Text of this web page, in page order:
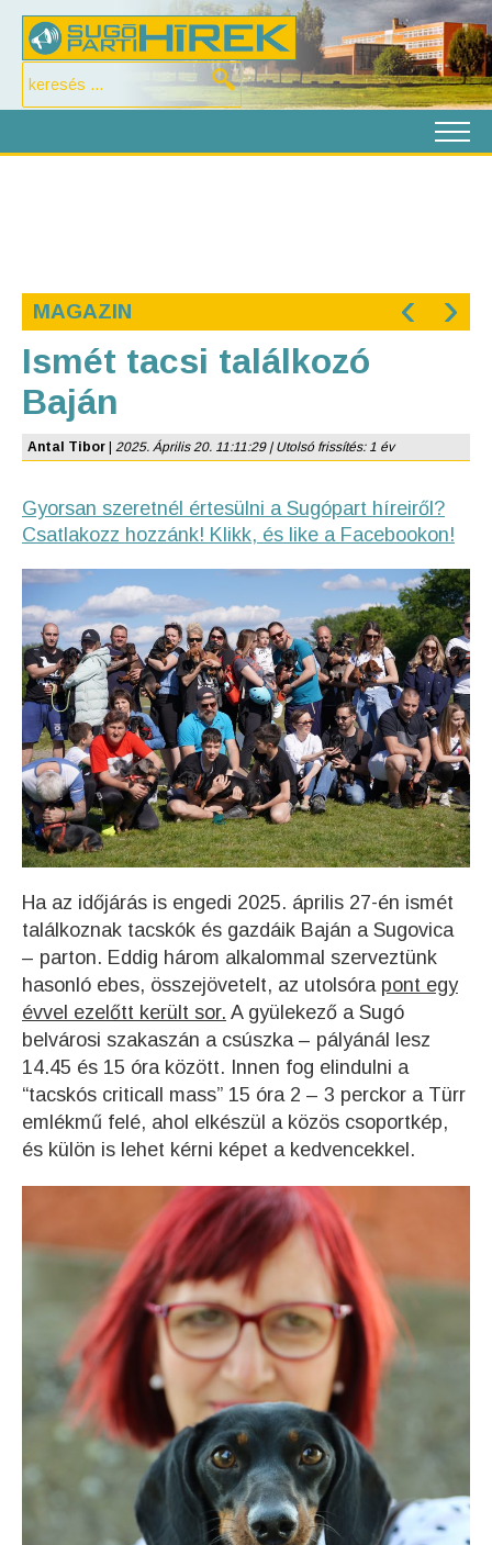
MAGAZIN ‹ ›
Ismét tacsi találkozó
Baján
Antal Tibor 2025. Április 20. 11:11:29 | Utolsó frissítés: 1 év
Gyorsan szeretnél értesülni a Sugópart híreiről?
Csatlakozz hozzánk! Klikk, és like a Facebookon!
Ha az időjárás is engedi 2025. április 27-én ismét
találkoznak tacskók és gazdáik Baján a Sugovica
– parton. Eddig három alkalommal szerveztünk
hasonló ebes, összejövetelt, az utolsóra pont egy
évvel ezelőtt került sor. A gyülekező a Sugó
belvárosi szakaszán a csúszka – pályánál lesz
14.45 és 15 óra között. Innen fog elindulni a
“tacskós criticall mass” 15 óra 2 – 3 perckor a Türr
emlékmű felé, ahol elkészül a közös csoportkép,
és külön is lehet kérni képet a kedvencekkel.